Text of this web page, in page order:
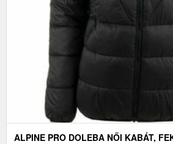
ALPINE PRO DOLEBA NŐI KABÁT,